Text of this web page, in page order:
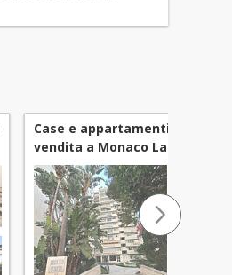
Case e appartamenti da
vendita a Monaco La Rousse -
Roman